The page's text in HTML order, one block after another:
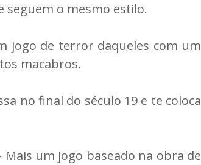
seguem o mesmo estilo.
jogo de terror daqueles com um
macabros.
no final do século 19 e te coloca
Mais um jogo baseado na obra de